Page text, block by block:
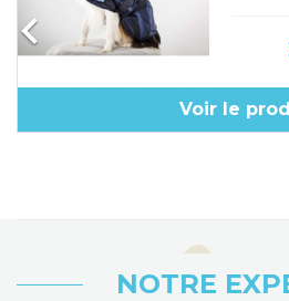

Voir le
NOTRE